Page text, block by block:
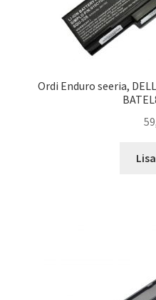
Ordi Enduro seeria,